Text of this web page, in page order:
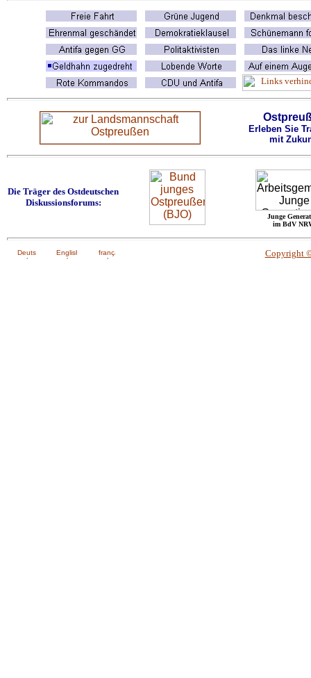
Erleben Sie
mit
Die Träger des Ostdeutschen
Diskussionsforums:
Junge
im BdV
Copyright